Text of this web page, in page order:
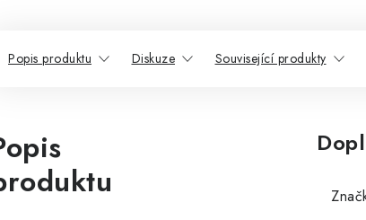
Popis produktu Diskuze Související produkty